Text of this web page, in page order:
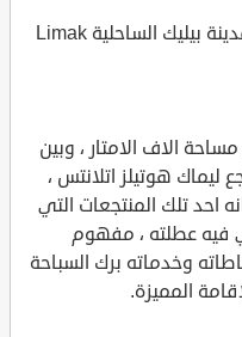
منتجع ليماك هوتيلز اتلانتس في مدينة بيليك الساحلية Limak
الاف الامتار ، وبين
ليماك هوتيلز اتلانتس ،
احد تلك المنتجعات التي
فيه عطلته ، مفهوم
وخدماته برك السباحة
المميزة.